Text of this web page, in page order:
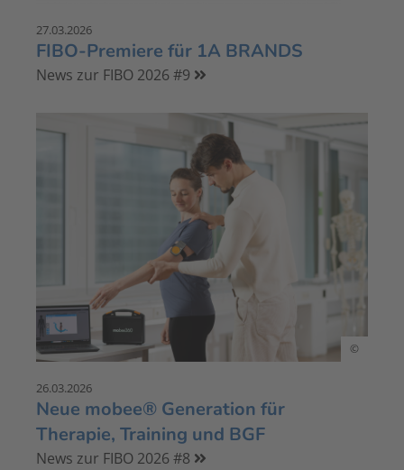
27.03.2026
FIBO-Premiere für 1A BRANDS
News zur FIBO 2026 #9
©
26.03.2026
Neue mobee® Generation für
Therapie, Training und BGF
News zur FIBO 2026 #8